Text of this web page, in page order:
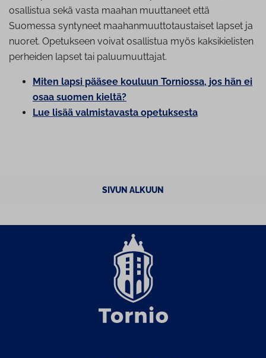
osallistua sekä vasta maahan muuttaneet että
Suomessa syntyneet maahanmuuttotaustaiset lapset ja
nuoret. Opetukseen voivat osallistua myös kaksikielisten
perheiden lapset tai paluumuuttajat.
Miten lapsi pääsee kouluun Torniossa, jos hän ei
osaa suomen kieltä?
Lue lisää val­mis­ta­vas­ta opetuksesta
SIVUN ALKUUN